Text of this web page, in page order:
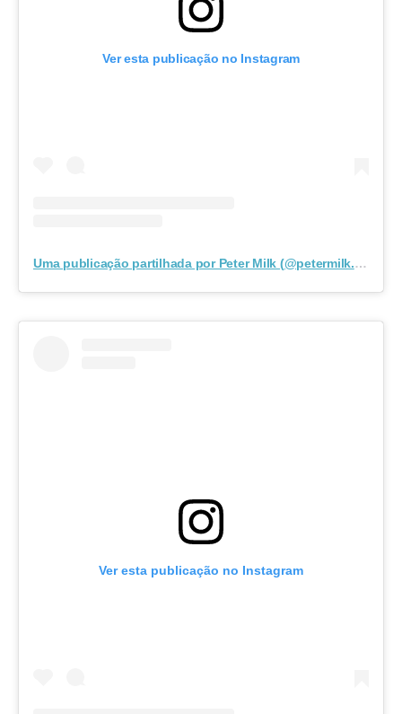
Ver esta publicação no Instagram
Uma publicação partilhada por Peter Milk (@petermilk.pt)
Ver esta publicação no Instagram